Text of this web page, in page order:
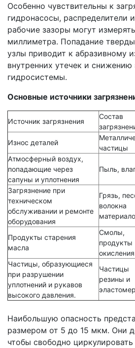
Особенно чувствительны к
гидронасосы, распределители
рабочие зазоры могут
миллиметра. Попадание
узлы приводит к абразивному
внутренних утечек и снижению
гидросистемы.
Основные источники
Источник загрязнения
Состав
Износ деталей
частицы
Атмосферный воздух,
попадающие через
сапуны и уплотнения
Пыль,
Загрязнение при
техническом
обслуживании и ремонте
оборудования
Грязь,
волокна
Продукты старения
масла
Смолы,
продукты
окисления
Частицы, образующиеся
при разрушении
уплотнений и рукавов
высокого давления.
Частицы
резины и
Наибольшую опасность
размером от 5 до 15 мкм. Они
чтобы свободно